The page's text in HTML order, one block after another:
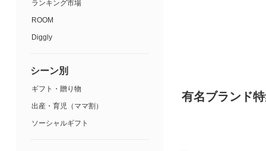
有名ブランド
ランキング市場
ROOM
Diggly
シーン別
ギフト・贈り物
出産・育児（ママ割）
ソーシャルギフト